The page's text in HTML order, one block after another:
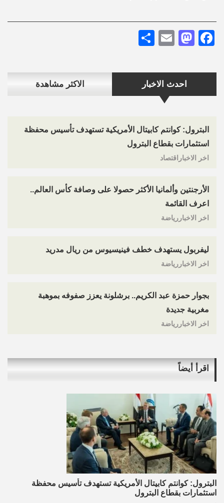
احدث الاخبار الاكثر مشاهدة
البترول: كوانتم كابيتال الأمريكية تستهدف تأسيس محفظة
استثمارات بقطاع البترول
اخر الاخباراقتصاد
الأرجنتين وألمانيا الأكثر حصولا على وصافة كأس العالم..
اعرف القائمة
اخر الاخباررياضة
ليفربول يستهدف خطف فينيسيوس من ريال مدريد
اخر الاخباررياضة
بجوار حمزة عبد الكريم.. برشلونة يعزز صفوفه بموهبة
مغربية جديدة
اخر الاخباررياضة
Facebook
Mastodon
Email
اقرأ أيضاً
البترول: كوانتم كابيتال الأمريكية تستهدف تأسيس محفظة
استثمارات بقطاع البترول